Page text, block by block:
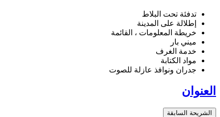
تدفئة تحت البلاط
إطلالة على المدينة
خريطة المعلومات ، القائمة
ميني بار
خدمة الغرف
مواد الكتابة
جدران ونوافذ عازلة للصوت
العنوان
الشريحة السابقة